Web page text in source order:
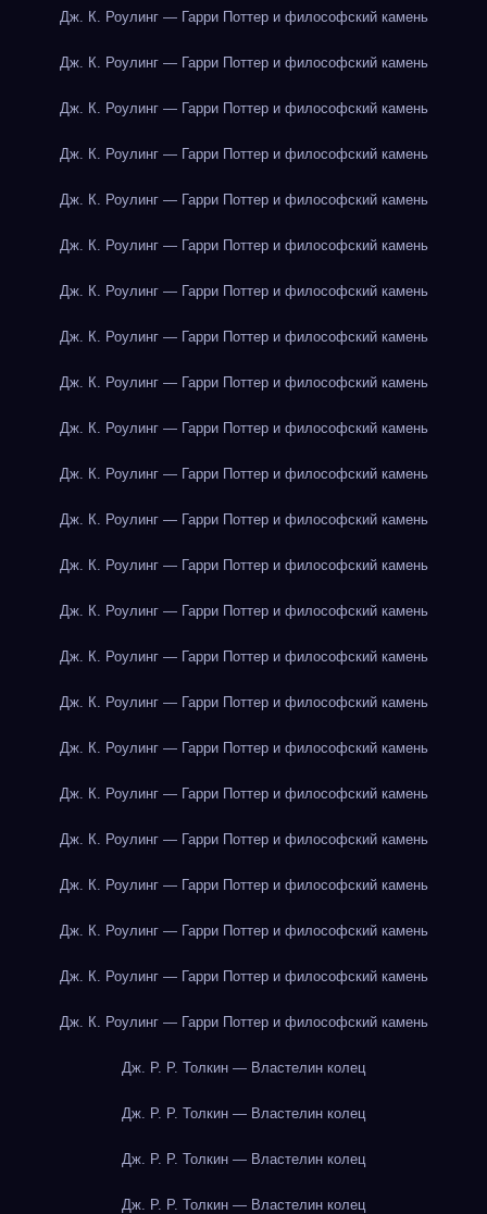
Дж. К. Роулинг — Гарри Поттер и философский камень
Дж. К. Роулинг — Гарри Поттер и философский камень
Дж. К. Роулинг — Гарри Поттер и философский камень
Дж. К. Роулинг — Гарри Поттер и философский камень
Дж. К. Роулинг — Гарри Поттер и философский камень
Дж. К. Роулинг — Гарри Поттер и философский камень
Дж. К. Роулинг — Гарри Поттер и философский камень
Дж. К. Роулинг — Гарри Поттер и философский камень
Дж. К. Роулинг — Гарри Поттер и философский камень
Дж. К. Роулинг — Гарри Поттер и философский камень
Дж. К. Роулинг — Гарри Поттер и философский камень
Дж. К. Роулинг — Гарри Поттер и философский камень
Дж. К. Роулинг — Гарри Поттер и философский камень
Дж. К. Роулинг — Гарри Поттер и философский камень
Дж. К. Роулинг — Гарри Поттер и философский камень
Дж. К. Роулинг — Гарри Поттер и философский камень
Дж. К. Роулинг — Гарри Поттер и философский камень
Дж. К. Роулинг — Гарри Поттер и философский камень
Дж. К. Роулинг — Гарри Поттер и философский камень
Дж. К. Роулинг — Гарри Поттер и философский камень
Дж. К. Роулинг — Гарри Поттер и философский камень
Дж. К. Роулинг — Гарри Поттер и философский камень
Дж. К. Роулинг — Гарри Поттер и философский камень
Дж. Р. Р. Толкин — Властелин колец
Дж. Р. Р. Толкин — Властелин колец
Дж. Р. Р. Толкин — Властелин колец
Дж. Р. Р. Толкин — Властелин колец